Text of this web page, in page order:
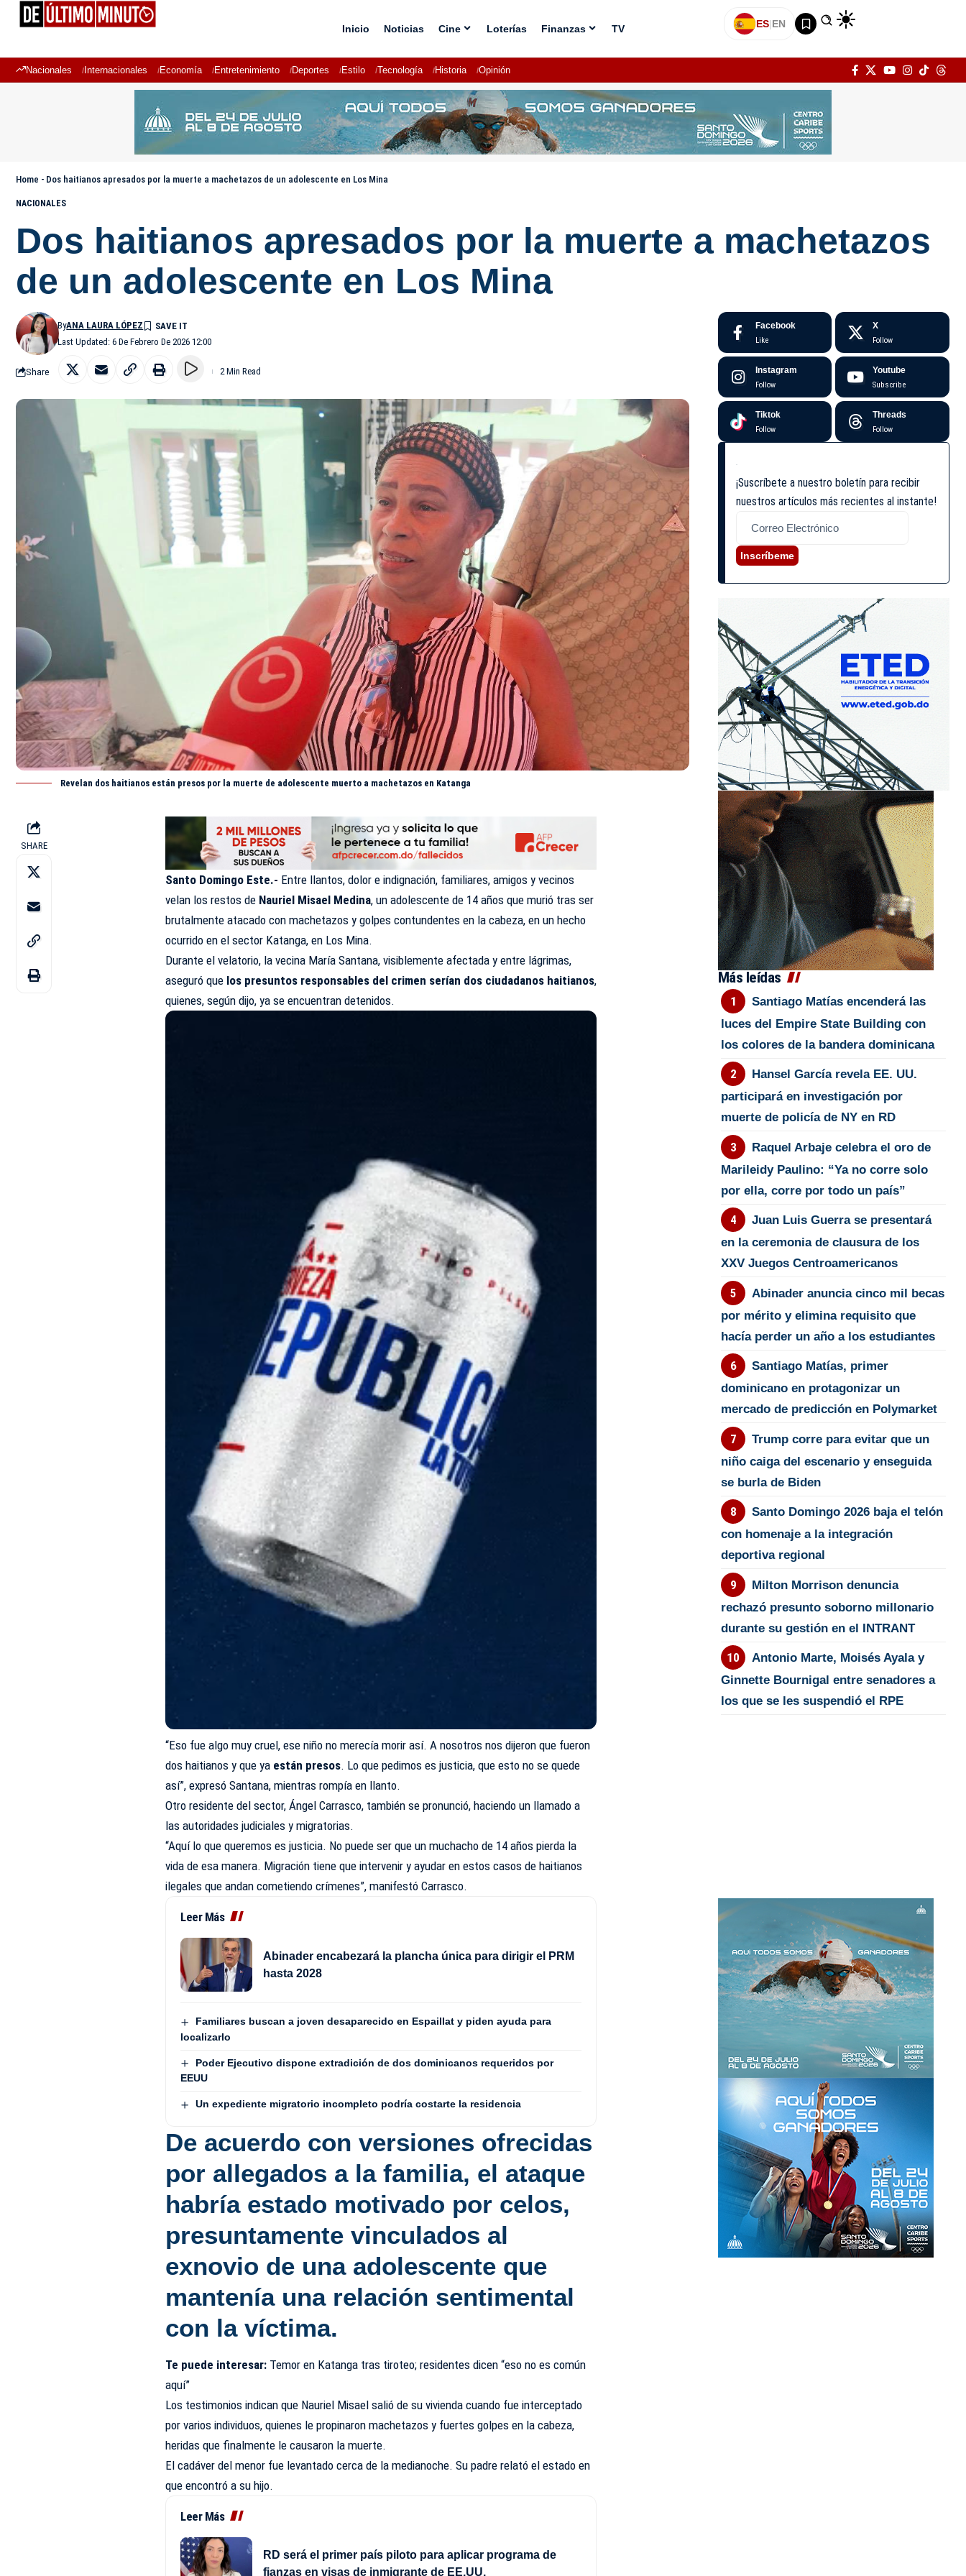
Inicio Noticias Cine Loterías Finanzas TV ES|EN
Nacionales Internacionales Economía Entretenimiento Deportes Estilo Tecnología Historia Opinión
Home - Dos haitianos apresados por la muerte a machetazos de un adolescente en Los Mina
NACIONALES
Dos haitianos apresados por la muerte a machetazos
de un adolescente en Los Mina
Last Updated: 6 De Febrero De 2026 12:00
ByANA LAURA LÓPEZ
Share 2 Min Read
Revelan dos haitianos están presos por la muerte de adolescente muerto a machetazos en Katanga
SHARE
Santo Domingo Este.- Entre llantos, dolor e indignación, familiares, amigos y vecinos
velan los restos de Nauriel Misael Medina, un adolescente de 14 años que murió tras ser
brutalmente atacado con machetazos y golpes contundentes en la cabeza, en un hecho
ocurrido en el sector Katanga, en Los Mina.
Durante el velatorio, la vecina María Santana, visiblemente afectada y entre lágrimas,
aseguró que los presuntos responsables del crimen serían dos ciudadanos haitianos,
quienes, según dijo, ya se encuentran detenidos.
“Eso fue algo muy cruel, ese niño no merecía morir así. A nosotros nos dijeron que fueron
dos haitianos y que ya están presos. Lo que pedimos es justicia, que esto no se quede
así”, expresó Santana, mientras rompía en llanto.
Otro residente del sector, Ángel Carrasco, también se pronunció, haciendo un llamado a
las autoridades judiciales y migratorias.
“Aquí lo que queremos es justicia. No puede ser que un muchacho de 14 años pierda la
vida de esa manera. Migración tiene que intervenir y ayudar en estos casos de haitianos
ilegales que andan cometiendo crímenes”, manifestó Carrasco.
Leer Más
Abinader encabezará la plancha única para dirigir el PRM
hasta 2028
Familiares buscan a joven desaparecido en Espaillat y piden ayuda para
localizarlo
Poder Ejecutivo dispone extradición de dos dominicanos requeridos por
EEUU
Un expediente migratorio incompleto podría costarte la residencia
De acuerdo con versiones ofrecidas
por allegados a la familia, el ataque
habría estado motivado por celos,
presuntamente vinculados al
exnovio de una adolescente que
mantenía una relación sentimental
con la víctima.
Te puede interesar: Temor en Katanga tras tiroteo; residentes dicen “eso no es común
aquí”
Los testimonios indican que Nauriel Misael salió de su vivienda cuando fue interceptado
por varios individuos, quienes le propinaron machetazos y fuertes golpes en la cabeza,
heridas que finalmente le causaron la muerte.
El cadáver del menor fue levantado cerca de la medianoche. Su padre relató el estado en
que encontró a su hijo.
Leer Más
RD será el primer país piloto para aplicar programa de
fianzas en visas de inmigrante de EE.UU.
Facebook
Like
X
Follow
Instagram
Follow
Youtube
Subscribe
Tiktok
Follow
Threads
Follow
¡Suscríbete a nuestro boletín para recibir
nuestros artículos más recientes al instante!
Inscríbeme
Más leídas
Santiago Matías encenderá las
luces del Empire State Building con
los colores de la bandera dominicana
Hansel García revela EE. UU.
participará en investigación por
muerte de policía de NY en RD
Raquel Arbaje celebra el oro de
Marileidy Paulino: “Ya no corre solo
por ella, corre por todo un país”
Juan Luis Guerra se presentará
en la ceremonia de clausura de los
XXV Juegos Centroamericanos
Abinader anuncia cinco mil becas
por mérito y elimina requisito que
hacía perder un año a los estudiantes
Santiago Matías, primer
dominicano en protagonizar un
mercado de predicción en Polymarket
Trump corre para evitar que un
niño caiga del escenario y enseguida
se burla de Biden
Santo Domingo 2026 baja el telón
con homenaje a la integración
deportiva regional
Milton Morrison denuncia
rechazó presunto soborno millonario
durante su gestión en el INTRANT
Antonio Marte, Moisés Ayala y
Ginnette Bournigal entre senadores a
los que se les suspendió el RPE